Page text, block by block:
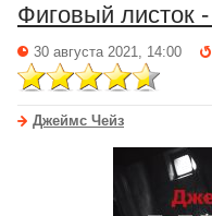
Фиговый листок
30 августа 2021, 14:00
Джеймс Чейз